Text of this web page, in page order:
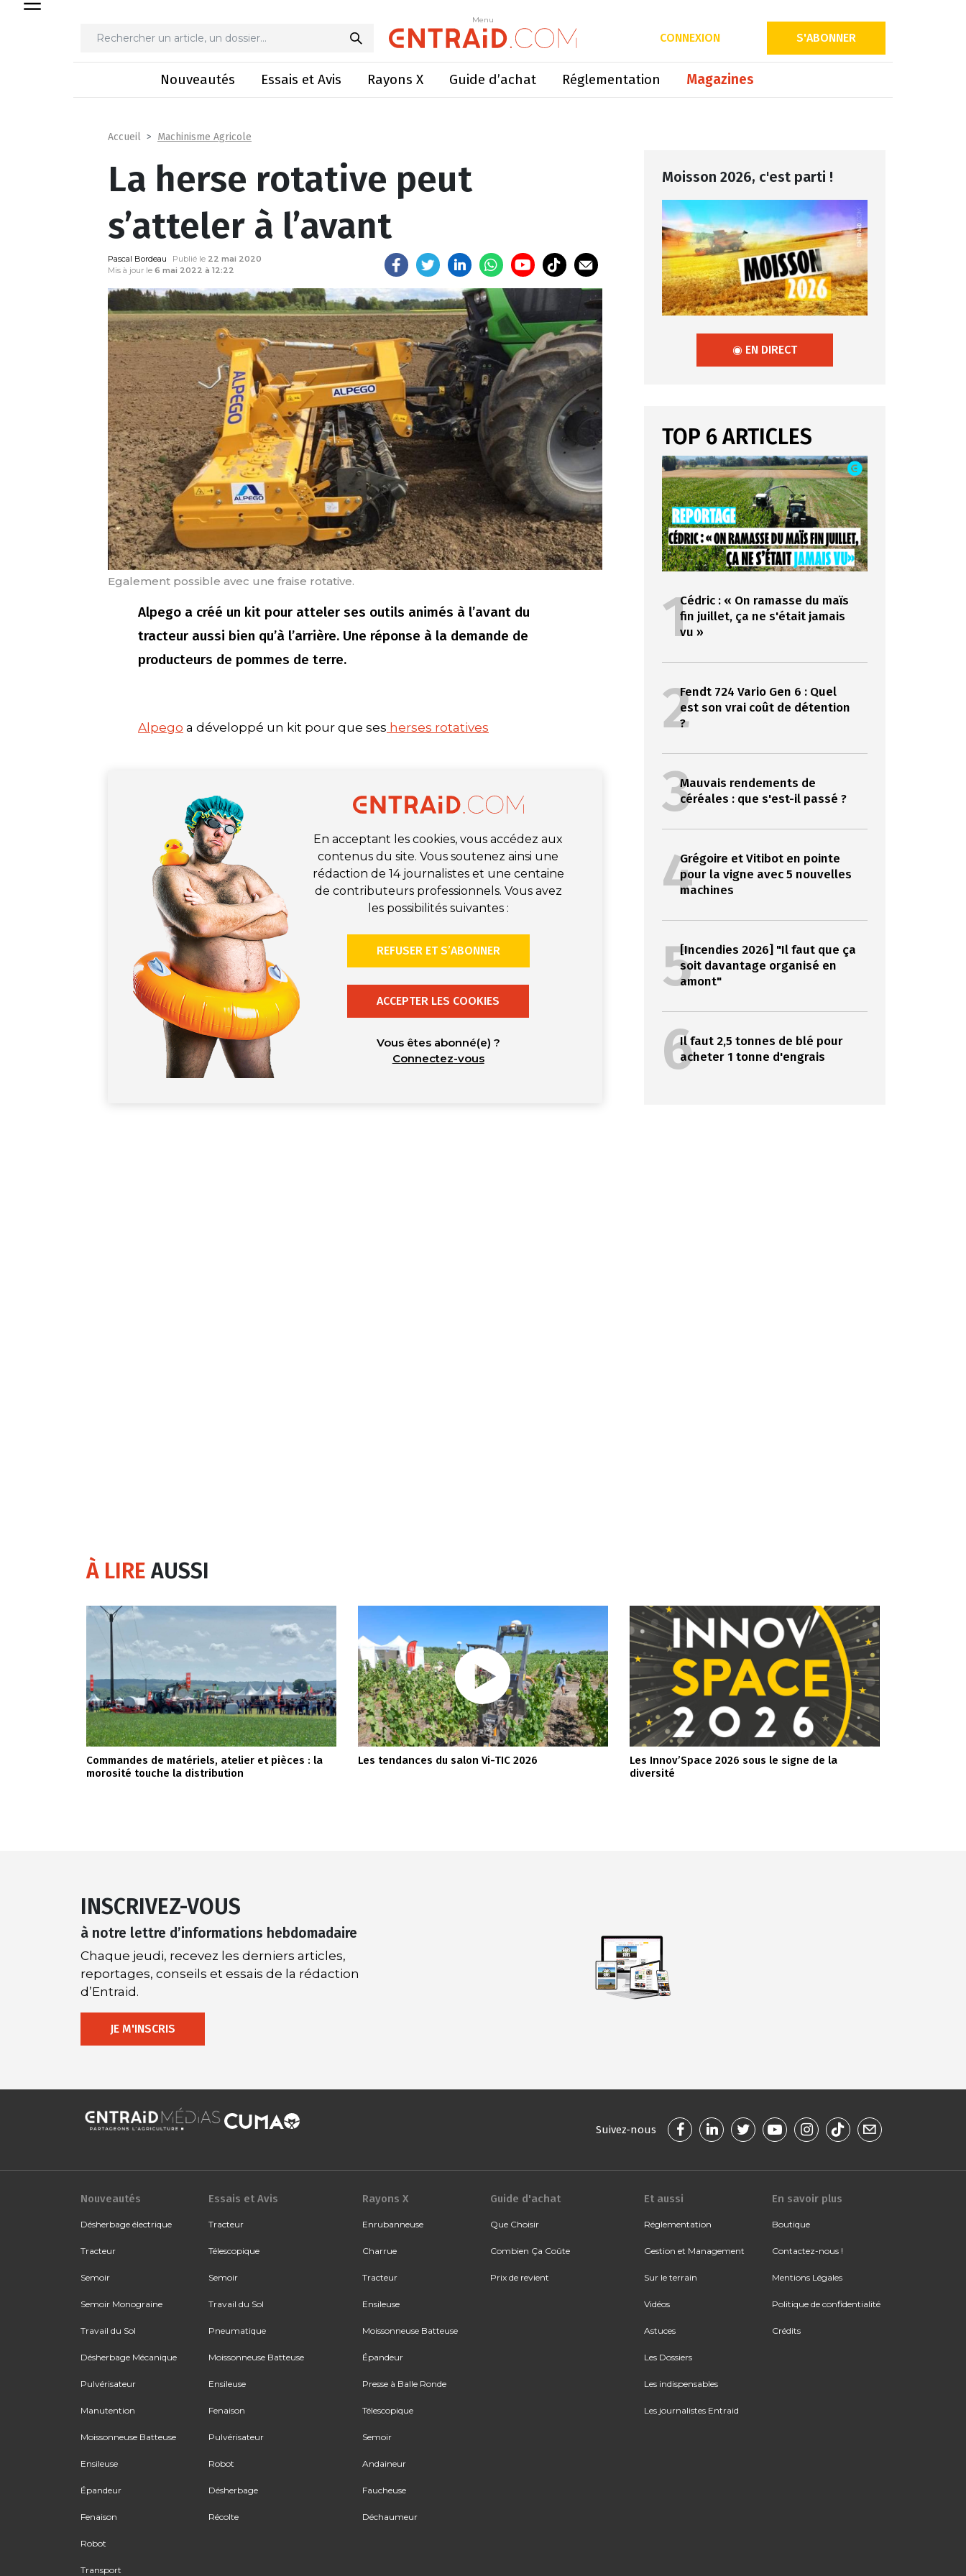
Menu
CONNEXION S'ABONNER
Nouveautés Essais et Avis Rayons X Guide d’achat Réglementation Magazines
Menu
La herse rotative peut s’atteler à l’avant
Accueil Machinisme Agricole
La herse rotative peut
s’atteler à l’avant
Pascal Bordeau Publié le 22 mai 2020
Mis à jour le 6 mai 2022 à 12:22
Egalement possible avec une fraise rotative.
Alpego a créé un kit pour atteler ses outils animés à l’avant du
tracteur aussi bien qu’à l’arrière. Une réponse à la demande de
producteurs de pommes de terre.
Alpego a développé un kit pour que ses herses rotatives
En acceptant les cookies, vous accédez aux
contenus du site. Vous soutenez ainsi une
rédaction de 14 journalistes et une centaine
de contributeurs professionnels. Vous avez
les possibilités suivantes :
REFUSER ET S’ABONNER
ACCEPTER LES COOKIES
Vous êtes abonné(e) ?
Connectez-vous
Moisson 2026, c'est parti !
◉ EN DIRECT
TOP 6 ARTICLES
1Cédric : « On ramasse du maïs
fin juillet, ça ne s'était jamais
vu »
2Fendt 724 Vario Gen 6 : Quel
est son vrai coût de détention
?
3Mauvais rendements de
céréales : que s'est-il passé ?
4Grégoire et Vitibot en pointe
pour la vigne avec 5 nouvelles
machines
5[Incendies 2026] "Il faut que ça
soit davantage organisé en
amont"
6Il faut 2,5 tonnes de blé pour
acheter 1 tonne d'engrais
À LIREAUSSI
Commandes de matériels, atelier et pièces : la
morosité touche la distribution
Les tendances du salon Vi-TIC 2026
Les Innov’Space 2026 sous le signe de la
diversité
INSCRIVEZ-VOUS
à notre lettre d’informations hebdomadaire
Chaque jeudi, recevez les derniers articles,
reportages, conseils et essais de la rédaction
d’Entraid.
JE M'INSCRIS
Suivez-nous
Nouveautés
Désherbage électrique
Tracteur
Semoir
Semoir Monograine
Travail du Sol
Désherbage Mécanique
Pulvérisateur
Manutention
Moissonneuse Batteuse
Ensileuse
Épandeur
Fenaison
Robot
Transport
Essais et Avis
Tracteur
Télescopique
Semoir
Travail du Sol
Pneumatique
Moissonneuse Batteuse
Ensileuse
Fenaison
Pulvérisateur
Robot
Désherbage
Récolte
Rayons X
Enrubanneuse
Charrue
Tracteur
Ensileuse
Moissonneuse Batteuse
Épandeur
Presse à Balle Ronde
Télescopique
Semoir
Andaineur
Faucheuse
Déchaumeur
Guide d'achat
Que Choisir
Combien Ça Coûte
Prix de revient
Et aussi
Réglementation
Gestion et Management
Sur le terrain
Vidéos
Astuces
Les Dossiers
Les indispensables
Les journalistes Entraid
En savoir plus
Boutique
Contactez-nous !
Mentions Légales
Politique de confidentialité
Crédits